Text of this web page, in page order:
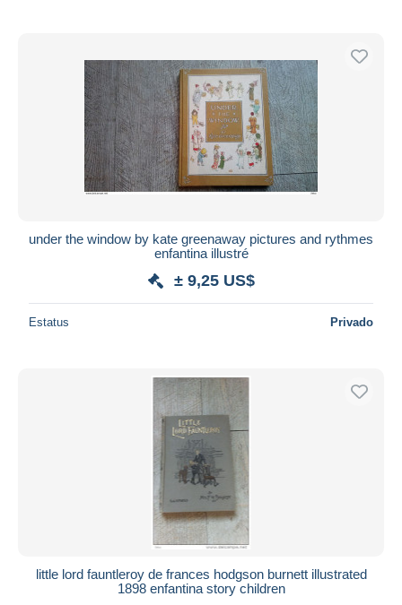
under the window by kate greenaway pictures and rythmes
enfantina illustré
± 9,25 US$
Estatus Privado
little lord fauntleroy de frances hodgson burnett illustrated
1898 enfantina story children